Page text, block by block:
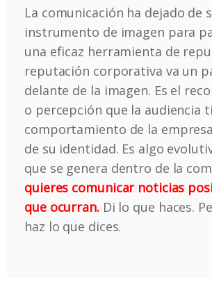
La comunicación ha dejado de
instrumento de imagen para
una eficaz herramienta de
reputación corporativa va un
delante de la imagen. Es el
o percepción que la audiencia
comportamiento de la
de su identidad. Es algo
que se genera dentro de la
quieres comunicar noticias
que ocurran. Di lo que haces.
haz lo que dices.